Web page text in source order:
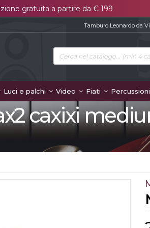
gratuita a partire da € 199
Tamburo Leonardo da
Luci e palchi Video Fiati
caxixi